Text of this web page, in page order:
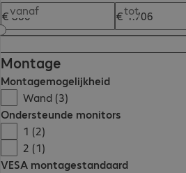
vanaf tot
Montage
Montagemogelijkheid
Wand (3)
Ondersteunde monitors
1 (2)
2 (1)
VESA montagestandaard